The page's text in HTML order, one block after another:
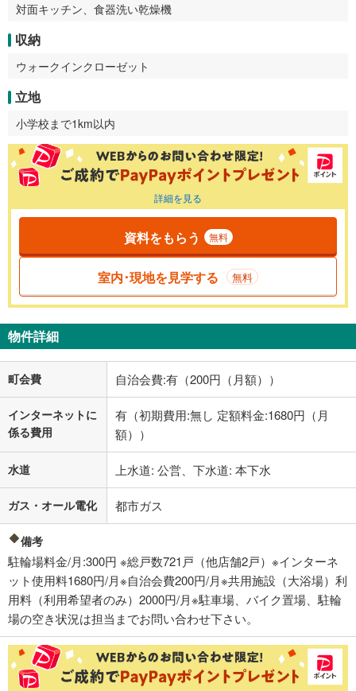
対面キッチン、食器洗い乾燥機
収納
ウォークインクローゼット
立地
小学校まで1km以内
詳細を見る
資料をもらう 無料
室内･現地を見学する 無料
物件詳細
町会費 自治会費:有（200円（月額））
インターネットに
係る費用
有（初期費用:無し 定額料金:1680円（月
額））
水道 上水道: 公営、下水道: 本下水
ガス・オール電化 都市ガス
備考
駐輪場料金/月:300円 ※総戸数721戸（他店舗2戸）※インターネ
ット使用料1680円/月※自治会費200円/月※共用施設（大浴場）利
用料（利用希望者のみ）2000円/月※駐車場、バイク置場、駐輪
場の空き状況は担当までお問い合わせ下さい。